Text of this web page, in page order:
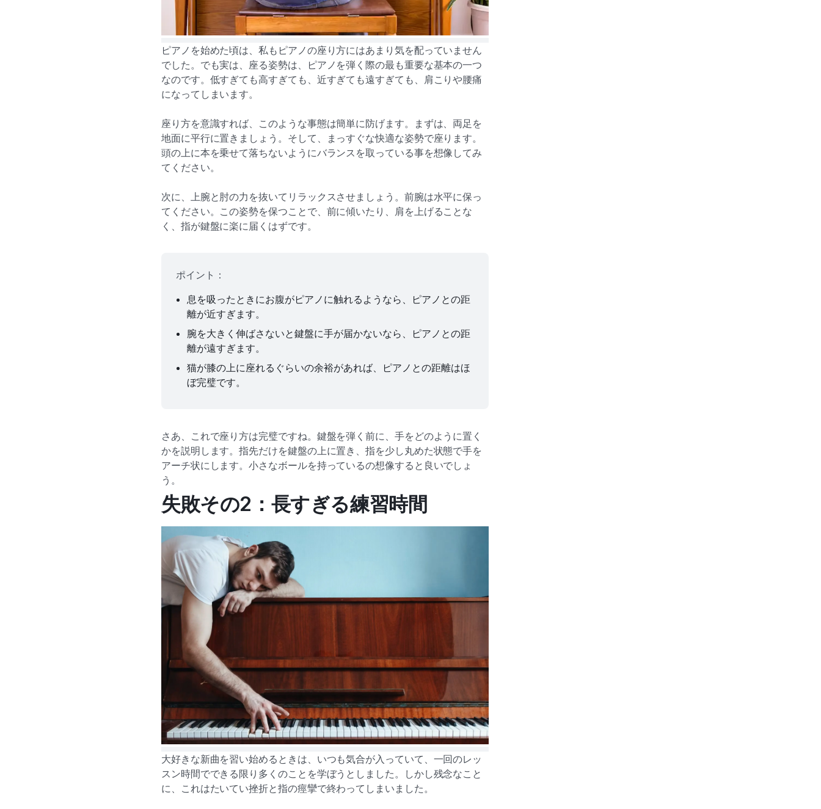
ピアノを始めた頃は、私もピアノの座り方にはあまり気を配っていません
でした。でも実は、座る姿勢は、ピアノを弾く際の最も重要な基本の一つ
なのです。低すぎても高すぎても、近すぎても遠すぎても、肩こりや腰痛
になってしまいます。
座り方を意識すれば、このような事態は簡単に防げます。まずは、両足を
地面に平行に置きましょう。そして、まっすぐな快適な姿勢で座ります。
頭の上に本を乗せて落ちないようにバランスを取っている事を想像してみ
てください。
次に、上腕と肘の力を抜いてリラックスさせましょう。前腕は水平に保っ
てください。この姿勢を保つことで、前に傾いたり、肩を上げることな
く、指が鍵盤に楽に届くはずです。
ポイント：
息を吸ったときにお腹がピアノに触れるようなら、ピアノとの距
離が近すぎます。
腕を大きく伸ばさないと鍵盤に手が届かないなら、ピアノとの距
離が遠すぎます。
猫が膝の上に座れるぐらいの余裕があれば、ピアノとの距離はほ
ぼ完璧です。
さあ、これで座り方は完璧ですね。鍵盤を弾く前に、手をどのように置く
かを説明します。指先だけを鍵盤の上に置き、指を少し丸めた状態で手を
アーチ状にします。小さなボールを持っているの想像すると良いでしょ
う。
失敗その2：長すぎる練習時間
大好きな新曲を習い始めるときは、いつも気合が入っていて、一回のレッ
スン時間でできる限り多くのことを学ぼうとしました。しかし残念なこと
に、これはたいてい挫折と指の痙攣で終わってしまいました。